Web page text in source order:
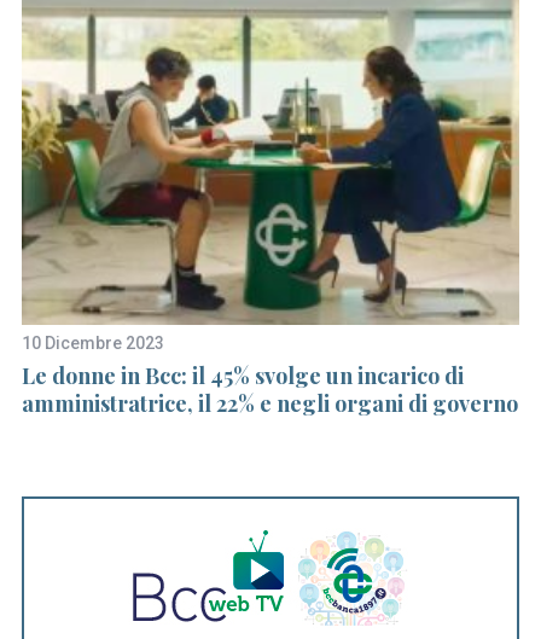
10 Dicembre 2023
Le donne in Bcc: il 45% svolge un incarico di
amministratrice, il 22% e negli organi di governo
S
a
r
f